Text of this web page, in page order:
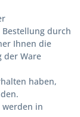
durch
Ihnen die
der Ware
haben,
werden in